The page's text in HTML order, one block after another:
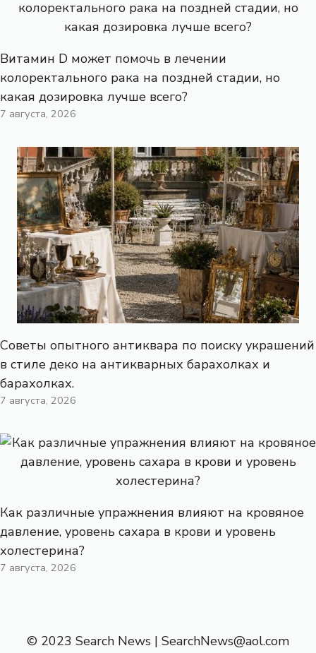
Витамин D может помочь в лечении
колоректального рака на поздней стадии, но
какая дозировка лучше всего?
7 августа, 2026
Советы опытного антиквара по поиску украшений
в стиле деко на антикварных барахолках и
барахолках.
7 августа, 2026
Как различные упражнения влияют на кровяное
давление, уровень сахара в крови и уровень
холестерина?
7 августа, 2026
© 2023 Search News | SearchNews@aol.com